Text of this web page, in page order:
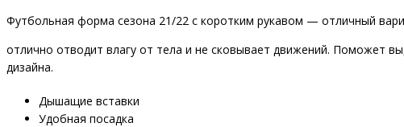
Футбольная форма сезона 21/22 с коротким рукавом — отличный
отлично отводит влагу от тела и не сковывает движений. Поможет
дизайна.
Дышащие вставки
Удобная посадка